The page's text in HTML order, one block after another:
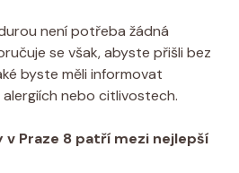
není potřeba žádná
se však, abyste přišli ‍bez
⁢byste měli ⁣informovat
nebo citlivostech.
v ‌Praze 8 patří mezi nejlepší